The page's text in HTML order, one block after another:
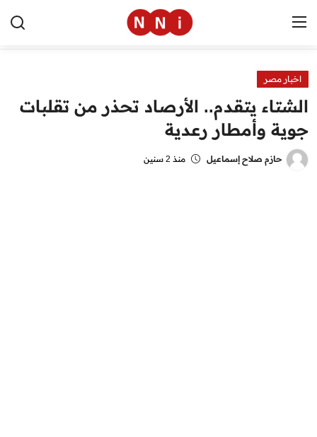
الرئيسية
اخبار مصر
العالم
اخبار مصر
الشتاء يتقدم.. الأرصاد تحذر من تقلبات
جوية وأمطار رعدية
حازم صلاح إسماعيل منذ 2 سنين